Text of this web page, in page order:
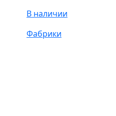
В наличии
Фабрики